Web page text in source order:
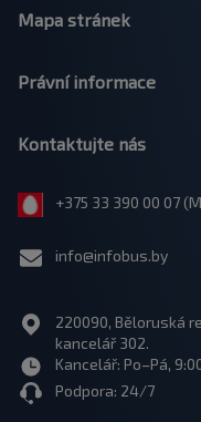
Mapa stránek
Právní informace
Kontaktujte nás
+375 33 390 00 07
info@infobus.by
220090, Běloruská
kancelář 302.
Kancelář: Po–Pá,
Podpora: 24/7